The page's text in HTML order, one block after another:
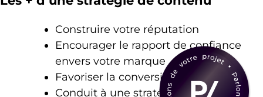
Construire votre réputation
Encourager le rapport de confiance
envers votre marque
Favoriser la conversion
Conduit à une stratégie d’INBOUD